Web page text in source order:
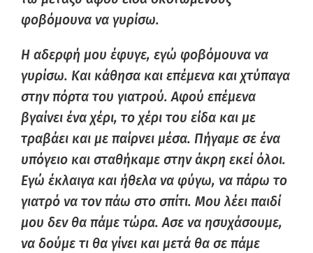
φοβόμουνα να γυρίσω.
Η αδερφή μου έφυγε, εγώ φοβόμουνα να
γυρίσω. Και κάθησα και επέμενα και χτύπαγα
στην πόρτα του γιατρού. Αφού επέμενα
βγαίνει ένα χέρι, το χέρι του είδα και με
τραβάει και με παίρνει μέσα. Πήγαμε σε ένα
υπόγειο και σταθήκαμε στην άκρη εκεί όλοι.
Εγώ έκλαιγα και ήθελα να φύγω, να πάρω το
γιατρό να τον πάω στο σπίτι. Μου λέει παιδί
μου δεν θα πάμε τώρα. Ασε να ησυχάσουμε,
να δούμε τι θα γίνει και μετά θα σε πάμε